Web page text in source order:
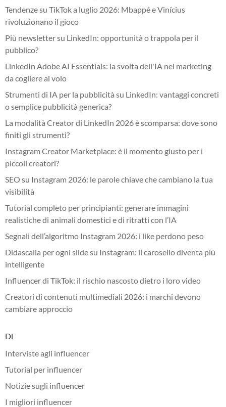
Tendenze su TikTok a luglio 2026: Mbappé e Vinícius
rivoluzionano il gioco
Più newsletter su LinkedIn: opportunità o trappola per il
pubblico?
LinkedIn Adobe AI Essentials: la svolta dell'IA nel marketing
da cogliere al volo
Strumenti di IA per la pubblicità su LinkedIn: vantaggi concreti
o semplice pubblicità generica?
La modalità Creator di LinkedIn 2026 è scomparsa: dove sono
finiti gli strumenti?
Instagram Creator Marketplace: è il momento giusto per i
piccoli creatori?
SEO su Instagram 2026: le parole chiave che cambiano la tua
visibilità
Tutorial completo per principianti: generare immagini
realistiche di animali domestici e di ritratti con l’IA
Segnali dell’algoritmo Instagram 2026: i like perdono peso
Didascalia per ogni slide su Instagram: il carosello diventa più
intelligente
Influencer di TikTok: il rischio nascosto dietro i loro video
Creatori di contenuti multimediali 2026: i marchi devono
cambiare approccio
Di
Interviste agli influencer
Tutorial per influencer
Notizie sugli influencer
I migliori influencer